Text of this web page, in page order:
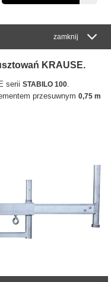
zamknij
KRAUSE.
serii STABILO 100
przesuwnym 0,75 m